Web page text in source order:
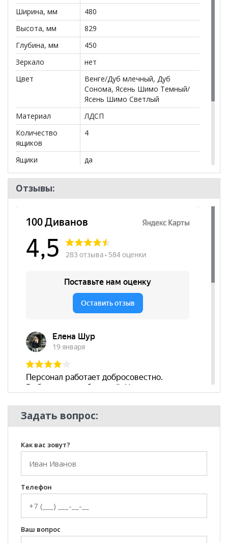
Ширина, мм
480
Высота, мм
829
Глубина, мм
450
Зеркало
нет
Цвет
Венге/Дуб млечный, Дуб
Сонома, Ясень Шимо Темный/
Ясень Шимо Светлый
Материал
ЛДСП
Количество
ящиков
4
Ящики
да
Бренд
Эко Мебель
Стиль
Офис, Кухня, Спальня, Детская,
Пол
Отзывы:
Задать вопрос:
Как вас зовут?
Телефон
Ваш вопрос